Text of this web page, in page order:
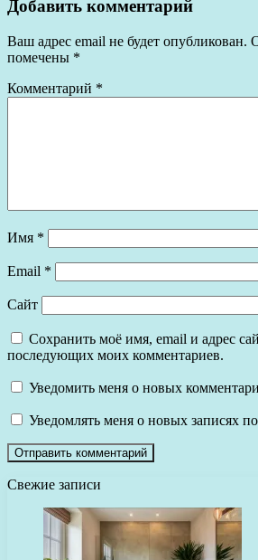
Добавить комментарий
Ваш адрес email не будет опубликован.
помечены *
Комментарий *
Имя *
Email *
Сайт
Сохранить моё имя, email и адрес
последующих моих комментариев.
Уведомить меня о новых
Уведомлять меня о новых записях
Свежие записи